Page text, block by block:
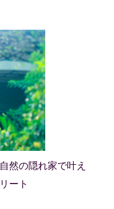
然の隠れ家で叶え
ート